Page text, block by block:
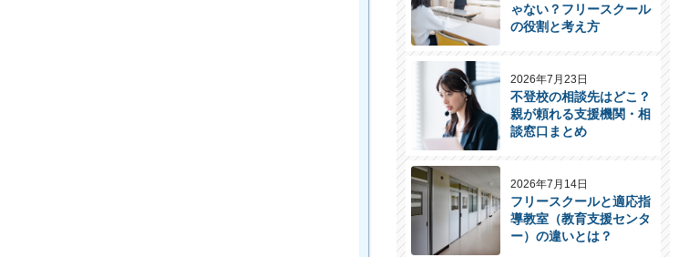
ゃない？フリースクール
の役割と考え方
2026年7月23日
不登校の相談先はどこ？
親が頼れる支援機関・相
談窓口まとめ
2026年7月14日
フリースクールと適応指
導教室（教育支援センタ
ー）の違いとは？